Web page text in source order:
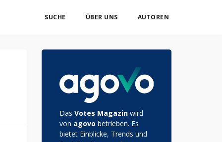
SUCHE ÜBER UNS AUTOREN
Das Votes Magazinwird
von agovo betrieben. Es
bietet Einblicke, Trends und